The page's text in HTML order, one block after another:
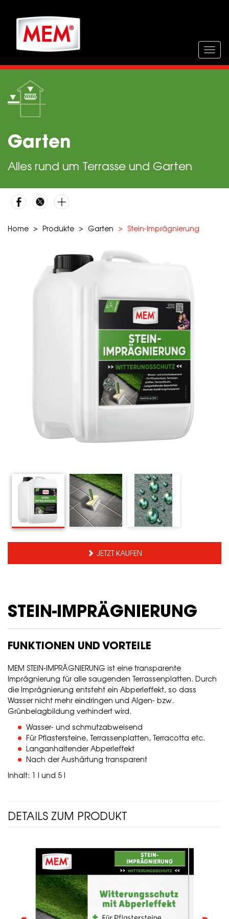
Garten
Alles rund um Terrasse und Garten
Home Produkte Garten Stein-Imprägnierung
JETZT KAUFEN
STEIN-IMPRÄGNIERUNG
FUNKTIONEN UND VORTEILE
MEM STEIN-IMPRÄGNIERUNG ist eine transparente
Imprägnierung für alle saugenden Terrassenplatten. Durch
die Imprägnierung entsteht ein Abperleffekt, so dass
Wasser nicht mehr eindringen und Algen- bzw.
Grünbelagbildung verhindert wird.
Wasser- und schmutzabweisend
Für Pflastersteine, Terrassenplatten, Terracotta etc.
Langanhaltender Abperleffekt
Nach der Aushärtung transparent
Inhalt: 1 l und 5 l
DETAILS ZUM PRODUKT